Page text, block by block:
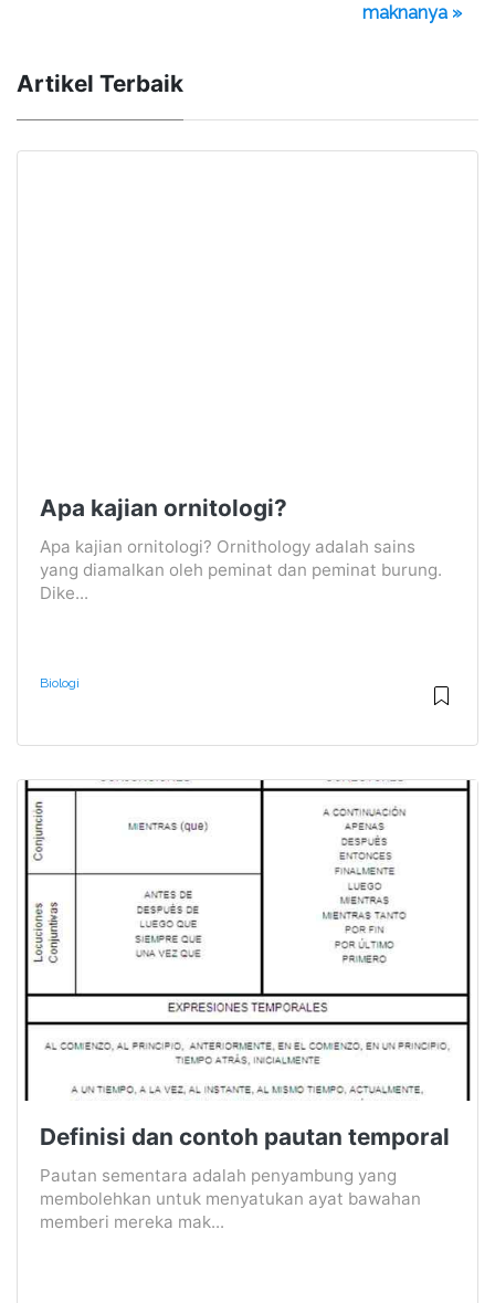
maknanya »
Artikel Terbaik
Apa kajian ornitologi?
Apa kajian ornitologi? Ornithology adalah sains
yang diamalkan oleh peminat dan peminat burung.
Dike...
Biologi
Definisi dan contoh pautan temporal
Pautan sementara adalah penyambung yang
membolehkan untuk menyatukan ayat bawahan
memberi mereka mak...